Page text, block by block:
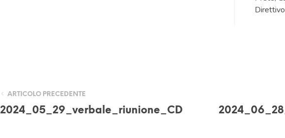
ARTICOLO PRECEDENTE
2024_05_29_verbale_riunione_CD